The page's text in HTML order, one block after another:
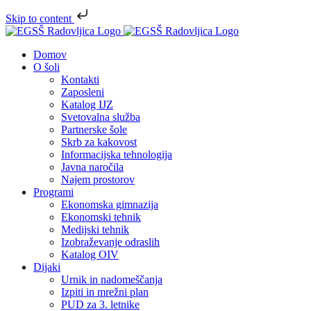
Skip to content
Skip
contentDomov
O šoli
Kontakti
Zaposleni
Katalog IJZ
Svetovalna služba
Partnerske šole
Skrb za kakovost
Informacijska tehnologija
Javna naročila
Najem prostorov
Programi
Ekonomska gimnazija
Ekonomski tehnik
Medijski tehnik
Izobraževanje odraslih
Katalog OIV
Dijaki
Urnik in nadomeščanja
Izpiti in mrežni plan
PUD za 3. letnike